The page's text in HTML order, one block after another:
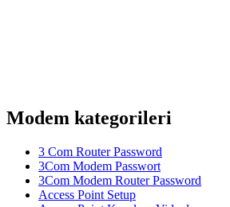
Modem kategorileri
3 Com Router Password
3Com Modem Passwort
3Com Modem Router Password
Access Point Setup